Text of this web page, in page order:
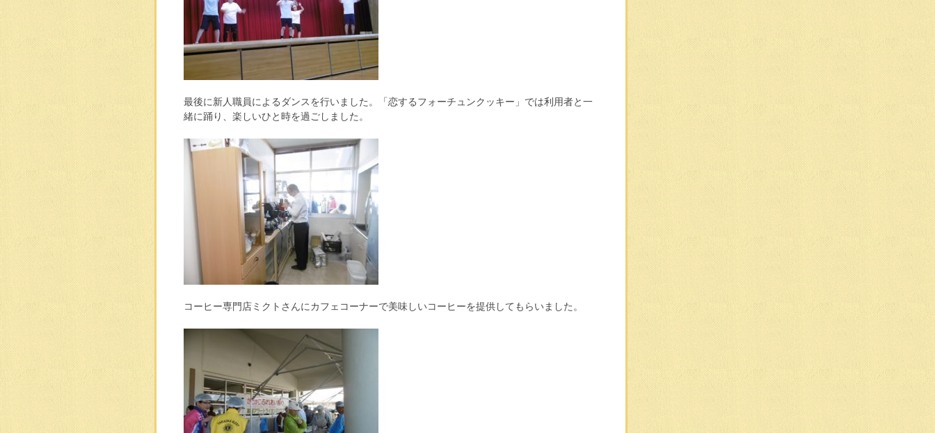
最後に新人職員によるダンスを行いました。「恋するフォーチュンクッキー」では利用者と一
緒に踊り、楽しいひと時を過ごしました。
コーヒー専門店ミクトさんにカフェコーナーで美味しいコーヒーを提供してもらいました。